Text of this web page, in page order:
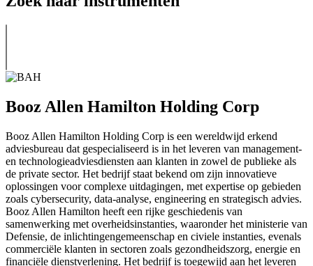
Booz Allen Hamilton Holding Corp
Booz Allen Hamilton Holding Corp is een wereldwijd erkend
adviesbureau dat gespecialiseerd is in het leveren van management-
en technologieadviesdiensten aan klanten in zowel de publieke als
de private sector. Het bedrijf staat bekend om zijn innovatieve
oplossingen voor complexe uitdagingen, met expertise op gebieden
zoals cybersecurity, data-analyse, engineering en strategisch advies.
Booz Allen Hamilton heeft een rijke geschiedenis van
samenwerking met overheidsinstanties, waaronder het ministerie van
Defensie, de inlichtingengemeenschap en civiele instanties, evenals
commerciële klanten in sectoren zoals gezondheidszorg, energie en
financiële dienstverlening. Het bedrijf is toegewijd aan het leveren